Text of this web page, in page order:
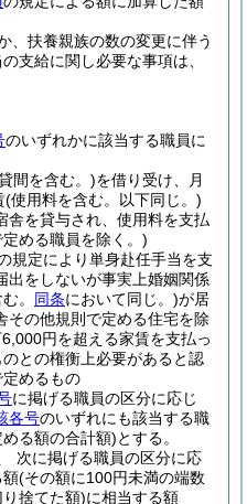
、扶養親族の数の変更に伴う
支給に関し必要な事項は、
のいずれかに該当する職員に
間を含む。)を借り受け、月
(使用料を含む。以下同じ。)
舎を貸与され、使用料を支払
める職員を除く。)
規定により単身赴任手当を支
出をしないが事実上婚姻関係
。 同条において同じ。)が居
その他規則で定める住宅を除
円を超える家賃を支払っ
との権衡上必要があると認
めるもの
に掲げる職員の区分に応じ
各号のいずれにも該当する職
める額の合計額)とする。
次に掲げる職員の区分に応
額(その額に100円未満の端数
捨てた額)に相当する額